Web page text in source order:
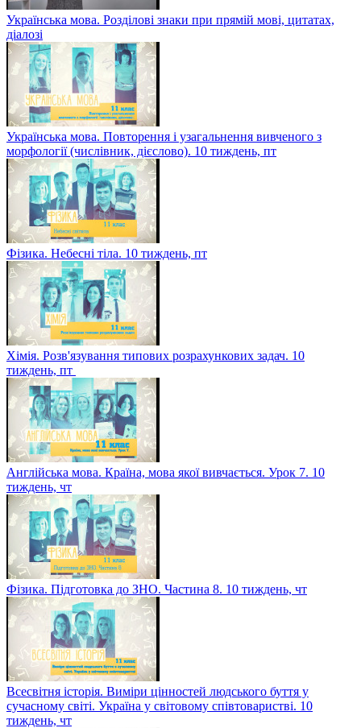
Українська мова. Розділові знаки при прямій мові, цитатах,
діалозі
Українська мова. Повторення і узагальнення вивченого з
морфології (числівник, дієслово). 10 тиждень, пт
Фізика. Небесні тіла. 10 тиждень, пт
Хімія. Розв'язування типових розрахункових задач. 10
тиждень, пт
Англійська мова. Країна, мова якої вивчається. Урок 7. 10
тиждень, чт
Фізика. Підготовка до ЗНО. Частина 8. 10 тиждень, чт
Всесвітня історія. Виміри цінностей людського буття у
сучасному світі. Україна у світовому співтоваристві. 10
тиждень, чт